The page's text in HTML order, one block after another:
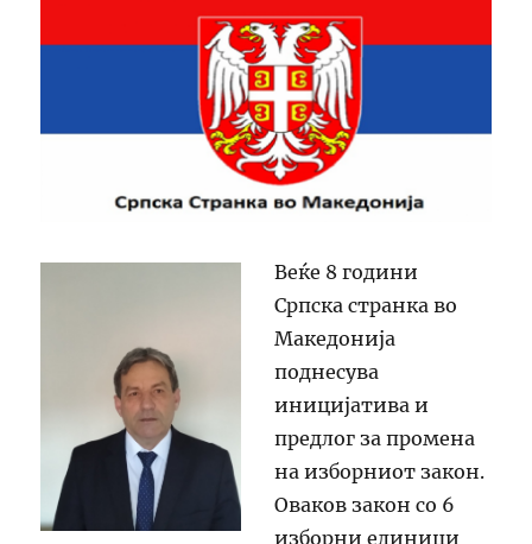
Веќе 8 години
Српска странка во
Македонија
поднесува
иницијатива и
предлог за промена
на изборниот закон.
Оваков закон со 6
изборни единици